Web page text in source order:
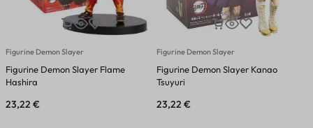
Figurine Demon Slayer
Figurine Demon Slayer Flame
Hashira
23,22 €
Figurine Demon Slayer
Figurine Demon Slayer Kanao
Tsuyuri
23,22 €